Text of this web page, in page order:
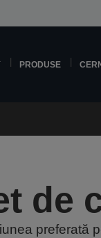
PRODUSE
de
preferată